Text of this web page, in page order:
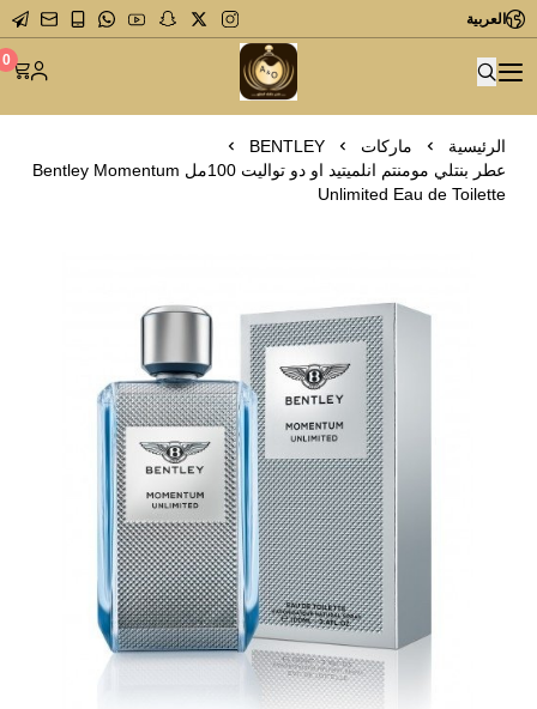
العربية
متجر عاشق العطور 0
الرئيسية ماركات
BENTLEY
عطر بنتلي مومنتم انلميتيد او دو تواليت 100مل Bentley Momentum
Unlimited Eau de Toilette